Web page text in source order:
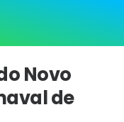
Novo
de